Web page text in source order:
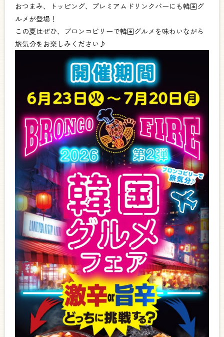
おつまみ、トッピング、プレミアムドリンクバーにも韓国グ
ルメが登場！
この夏はぜひ、ブロンコビリーで韓国グルメを味わいながら
旅気分をお楽しみください♪